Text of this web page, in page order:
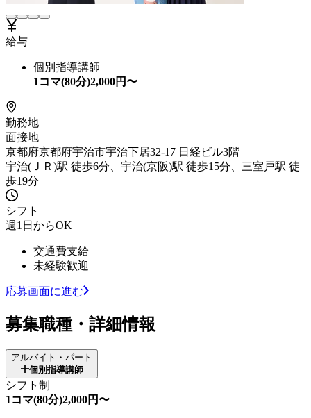
給与
個別指導講師
1コマ(80分)2,000円〜
勤務地
面接地
京都府京都府宇治市宇治下居32-17 日経ビル3階
宇治(ＪＲ)駅 徒歩6分、宇治(京阪)駅 徒歩15分、三室戸駅 徒
歩19分
シフト
週1日からOK
交通費支給
未経験歓迎
応募画面に進む
募集職種・詳細情報
アルバイト・パート
個別指導講師
シフト制
1コマ(80分)2,000円〜